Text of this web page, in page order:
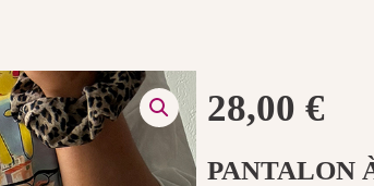
28,00 €
PANTALON